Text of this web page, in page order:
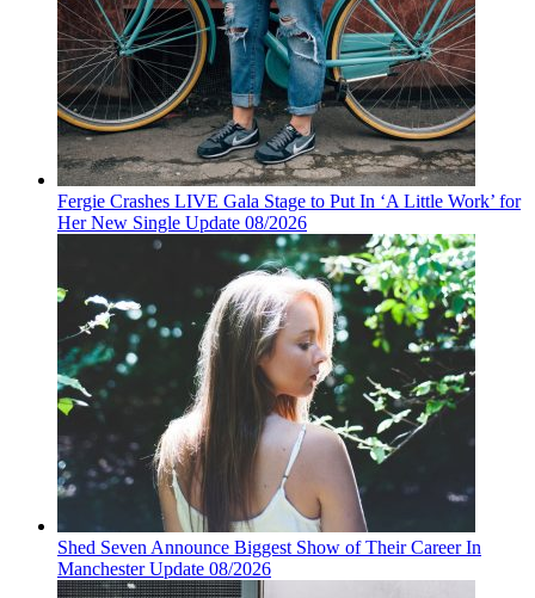
Fergie Crashes LIVE Gala Stage to Put In ‘A Little Work’ for
Her New Single Update 08/2026
Shed Seven Announce Biggest Show of Their Career In
Manchester Update 08/2026